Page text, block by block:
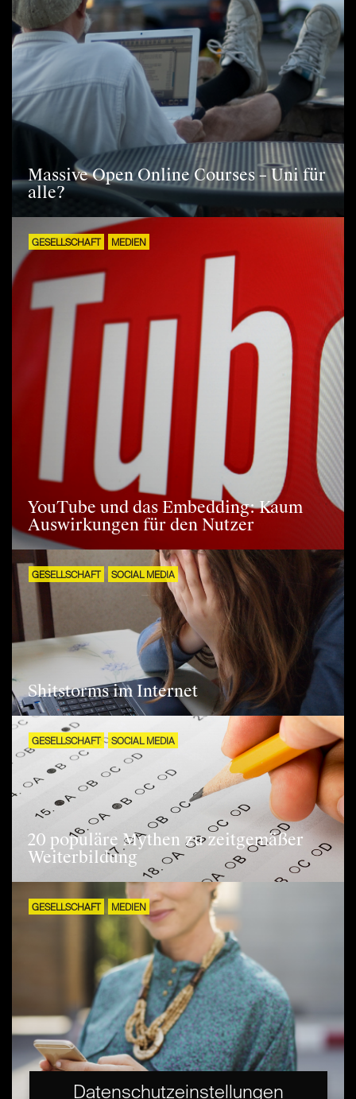
Massive Open Online Courses – Uni für
alle?
GESELLSCHAFT MEDIEN
YouTube und das Embedding: Kaum
Auswirkungen für den Nutzer
GESELLSCHAFT SOCIAL MEDIA
Shitstorms im Internet
GESELLSCHAFT SOCIAL MEDIA
20 populäre Mythen zu zeitgemäßer
Weiterbildung
GESELLSCHAFT MEDIEN
Datenschutzeinstellungen